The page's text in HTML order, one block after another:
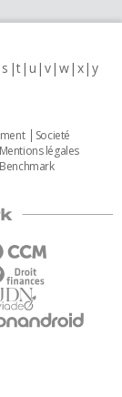
s t u v w x y
Societé
Mentions légales